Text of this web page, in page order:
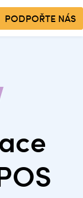
PODPOŘTE NÁS